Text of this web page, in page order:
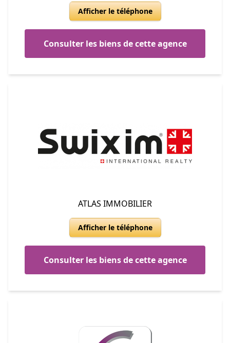
Afficher le téléphone
Consulter les biens de cette agence
ATLAS IMMOBILIER
Afficher le téléphone
Consulter les biens de cette agence